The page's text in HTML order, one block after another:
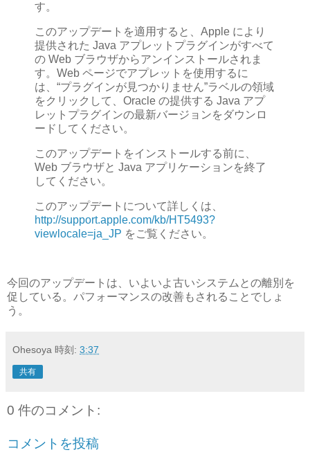
す。
このアップデートを適用すると、Apple により
提供された Java アプレットプラグインがすべて
の Web ブラウザからアンインストールされま
す。Web ページでアプレットを使用するに
は、“プラグインが見つかりません”ラベルの領域
をクリックして、Oracle の提供する Java アプ
レットプラグインの最新バージョンをダウンロ
ードしてください。
このアップデートをインストールする前に、
Web ブラウザと Java アプリケーションを終了
してください。
このアップデートについて詳しくは、
http://support.apple.com/kb/HT5493?
viewlocale=ja_JP をご覧ください。
今回のアップデートは、いよいよ古いシステムとの離別を
促している。パフォーマンスの改善もされることでしょ
う。
Ohesoya 時刻: 3:37
共有
0 件のコメント:
コメントを投稿